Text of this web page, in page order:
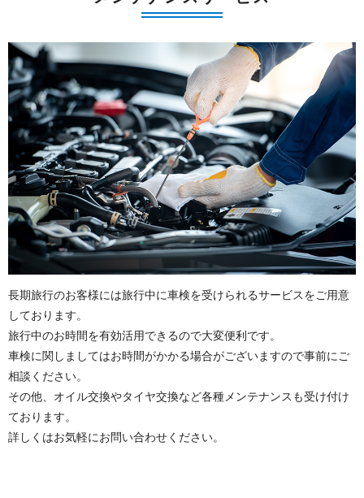
長期旅行のお客様には旅行中に車検を受けられるサービスをご用意
しております。
旅行中のお時間を有効活用できるので大変便利です。
車検に関しましてはお時間がかかる場合がございますので事前にご
相談ください。
その他、オイル交換やタイヤ交換など各種メンテナンスも受け付け
ております。
詳しくはお気軽にお問い合わせください。